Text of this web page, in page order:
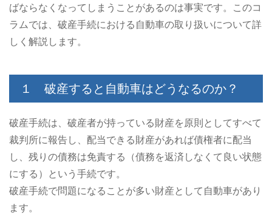
ばならなくなってしまうことがあるのは事実です。このコ
ラムでは、破産手続における自動車の取り扱いについて詳
しく解説します。
１ 破産すると自動車はどうなるのか？
破産手続は、破産者が持っている財産を原則としてすべて
裁判所に報告し、配当できる財産があれば債権者に配当
し、残りの債務は免責する（債務を返済しなくて良い状態
にする）という手続です。
破産手続で問題になることが多い財産として自動車があり
ます。